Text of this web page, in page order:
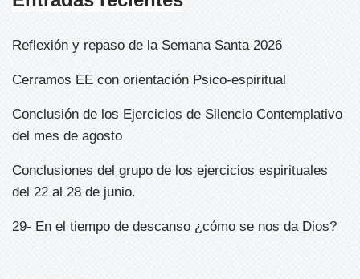
Reflexión y repaso de la Semana Santa 2026
Cerramos EE con orientación Psico-espiritual
Conclusión de los Ejercicios de Silencio Contemplativo
del mes de agosto
Conclusiones del grupo de los ejercicios espirituales
del 22 al 28 de junio.
29- En el tiempo de descanso ¿cómo se nos da Dios?